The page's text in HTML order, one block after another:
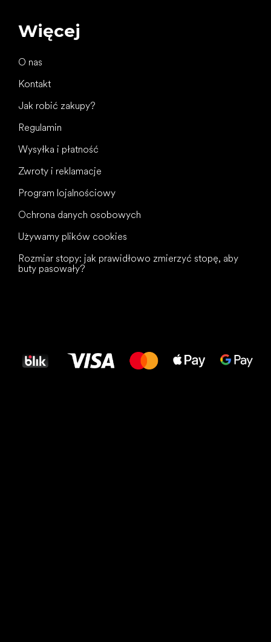
Więcej
O nas
Kontakt
Jak robić zakupy?
Regulamin
Wysyłka i płatność
Zwroty i reklamacje
Program lojalnościowy
Ochrona danych osobowych
Używamy plików cookies
Rozmiar stopy: jak prawidłowo zmierzyć stopę, aby
buty pasowały?